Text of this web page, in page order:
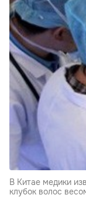
В Китае медики
клубок волос